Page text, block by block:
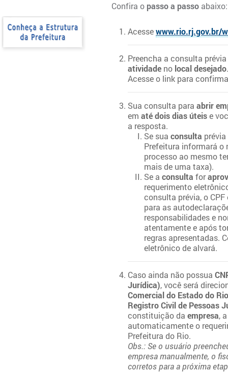
Confira o passo a passo abaixo:
Acessewww.rio.rj.gov.br/
Preencha a consulta
atividade no local desejado
Acesse o link para
Sua consulta para abrir
em até dois dias úteise
a resposta.
Se sua consulta
Prefeitura informará o
processo ao mesmo
mais de uma taxa).
Se a consulta for
requerimento
consulta prévia, o
para as
responsabilidades e
atentamente e após
regras apresentadas.
eletrônico de alvará.
Caso ainda não possua
Jurídica), você será
Comercial do Estado do
Registro Civil de Pessoas
constituição da empresa,
automaticamente o
Prefeitura do Rio.
Obs.: Se o usuário
empresa manualmente, o
corretos para a próxima